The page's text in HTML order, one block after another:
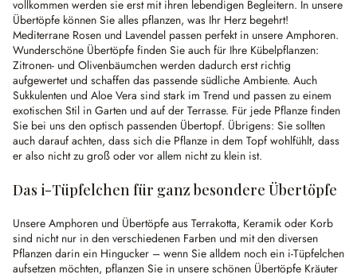
vollkommen werden sie erst mit ihren lebendigen Begleitern. In unsere
Übertöpfe können Sie alles pflanzen, was Ihr Herz begehrt!
Mediterrane Rosen und Lavendel passen perfekt in unsere Amphoren.
Wunderschöne Übertöpfe finden Sie auch für Ihre Kübelpflanzen:
Zitronen- und Olivenbäumchen werden dadurch erst richtig
aufgewertet und schaffen das passende südliche Ambiente. Auch
Sukkulenten und Aloe Vera sind stark im Trend und passen zu einem
exotischen Stil in Garten und auf der Terrasse. Für jede Pflanze finden
Sie bei uns den optisch passenden Übertopf. Übrigens: Sie sollten
auch darauf achten, dass sich die Pflanze in dem Topf wohlfühlt, dass
er also nicht zu groß oder vor allem nicht zu klein ist.
Das i-Tüpfelchen für ganz besondere Übertöpfe
Unsere Amphoren und Übertöpfe aus Terrakotta, Keramik oder Korb
sind nicht nur in den verschiedenen Farben und mit den diversen
Pflanzen darin ein Hingucker – wenn Sie alldem noch ein i-Tüpfelchen
aufsetzen möchten, pflanzen Sie in unsere schönen Übertöpfe Kräuter